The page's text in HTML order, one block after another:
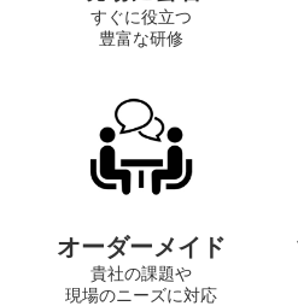
すぐに役立つ
豊富な研修
オーダーメイド
貴社の課題や
現場のニーズに対応